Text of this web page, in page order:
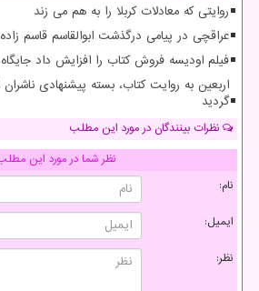
روایتی که معادلات کربلا را به هم می زند
عراقچی در پیامی درگذشت ابوالقاسم قاسم
فیلم اودیسه فروش کتاب را افزایش داد
اربعین به روایت کتاب، بسته پیشنهادی
گردید
نظرات بینندگان در مورد این مطلب
نظر شما در مورد این
نام:
ایمیل:
نظر: